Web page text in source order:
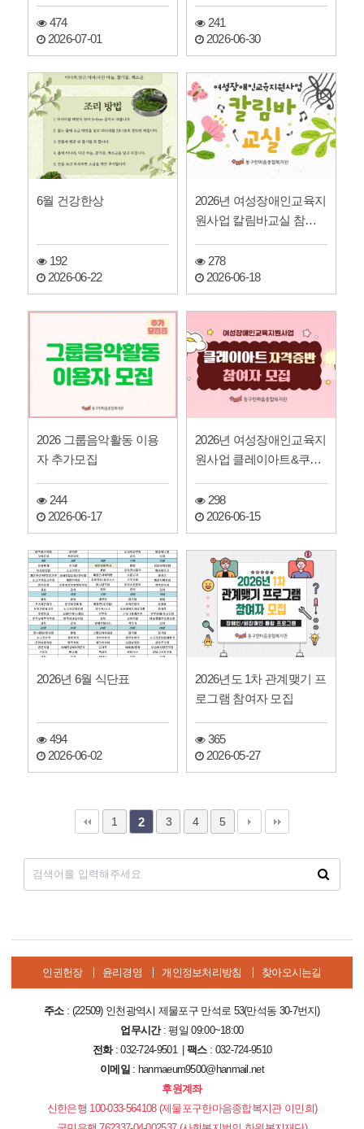
474
2026-07-01
241
2026-06-30
6월 건강한상
192
2026-06-22
2026년 여성장애인교육지
원사업 칼림바교실 참여
278
2026-06-18
2026 그룹음악활동 이용
자 추가모집
244
2026-06-17
2026년 여성장애인교육지
원사업 클레이아트&쿠키
모…
298
2026-06-15
2026년 6월 식단표
494
2026-06-02
2026년도 1차 관계맺기 프
로그램 참여자 모집
365
2026-05-27
1 2 3 4 5
인권헌장 윤리경영 개인정보처리방침 찾아오시는길
주소: (22509) 인천광역시 제물포구 만석로 53(만석동 30-7번지)
업무시간: 평일 09:00~18:00
전화: 032-724-9501 |팩스: 032-724-9510
이메일 : hanmaeum9500@hanmail.net
후원계좌
신한은행 100-033-564108 (제물포구한마음종합복지관 이민희)